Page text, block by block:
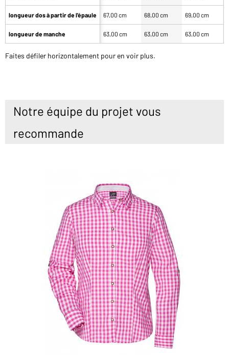
longueur dos à partir de l'épaule
longueur de manche
67,00 cm 68,00 cm 69,00 cm
63,00 cm 63,00 cm 63,00 cm
Faites défiler horizontalement pour en voir plus.
Notre équipe du projet vous
recommande